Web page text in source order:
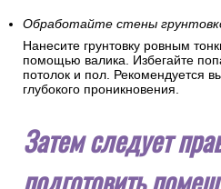
Обработайте стены
Нанесите грунтовку ровным
помощью валика. Избегайте
потолок и пол. Рекомендуется
глубокого проникновения.
Затем следует